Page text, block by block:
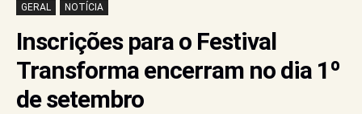
GERAL NOTÍCIA
Inscrições para o Festival
Transforma encerram no dia 1º
de setembro